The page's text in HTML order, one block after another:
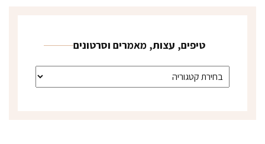
טיפים, עצות, מאמרים וסרטונים
טיפים, עצות, מאמרים וסרטונים